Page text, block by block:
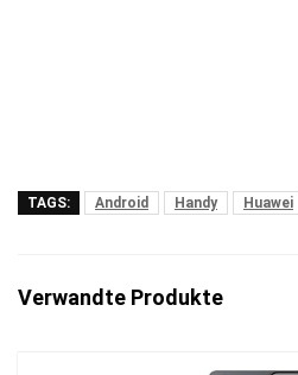
TAGS: Android Handy Huawei
Verwandte Produkte